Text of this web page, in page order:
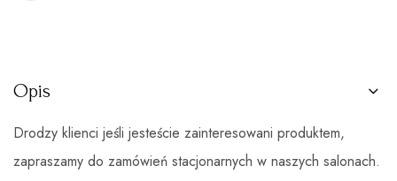
Opis
Drodzy klienci jeśli jesteście zainteresowani produktem,
zapraszamy do zamówień stacjonarnych w naszych salonach.